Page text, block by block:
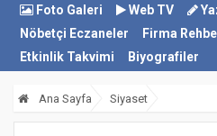
Foto Galeri Web TV
Nöbetçi Eczaneler
Firma
Etkinlik Takvimi
Biyografiler
Ana Sayfa Siyaset